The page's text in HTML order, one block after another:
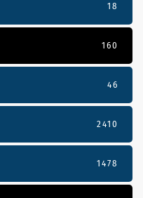
18
160
46
2410
1478